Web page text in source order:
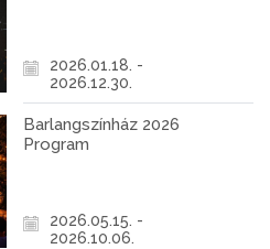
2026.01.18. -
2026.12.30.
Barlangszínház 2026
Program
2026.05.15. -
2026.10.06.